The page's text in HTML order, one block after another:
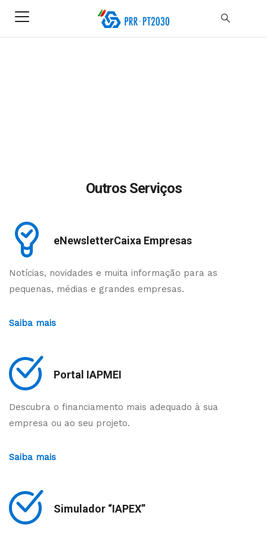
Outros Serviços
eNewsletterCaixa Empresas
Notícias, novidades e muita informação para as
pequenas, médias e grandes empresas.
Saiba mais
Portal IAPMEI
Descubra o financiamento mais adequado à sua
empresa ou ao seu projeto.
Saiba mais
Simulador “IAPEX”